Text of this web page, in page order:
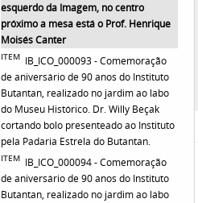
esquerdo da Imagem, no centro
próximo a mesa está o Prof. Henrique
Moisés Canter
ITEM IB_ICO_000093 - Comemoração
de aniversário de 90 anos do Instituto
Butantan, realizado no jardim ao labo
do Museu Histórico. Dr. Willy Beçak
cortando bolo presenteado ao Instituto
pela Padaria Estrela do Butantan.
ITEM IB_ICO_000094 - Comemoração
de aniversário de 90 anos do Instituto
Butantan, realizado no jardim ao labo